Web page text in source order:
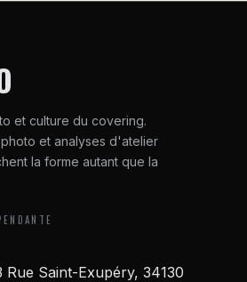
et culture du covering.
et analyses d'atelier
la forme autant que la
Rue Saint-Exupéry, 34130